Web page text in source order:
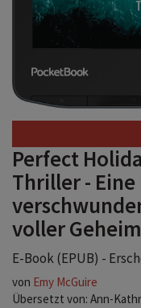
Perfect
Thriller -
voller
E-Book (EPUB) -
von Emy McGuire
Übersetzt von: Ann-